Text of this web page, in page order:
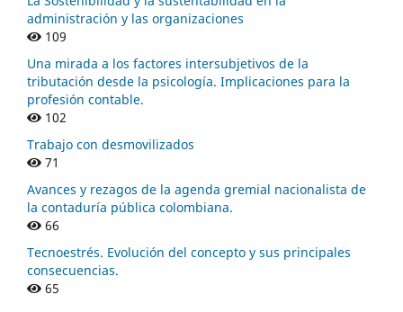
administración y las organizaciones
109
Una mirada a los factores intersubjetivos de la
tributación desde la psicología. Implicaciones para la
profesión contable.
102
Trabajo con desmovilizados
71
Avances y rezagos de la agenda gremial nacionalista de
la contaduría pública colombiana.
66
Tecnoestrés. Evolución del concepto y sus principales
consecuencias.
65